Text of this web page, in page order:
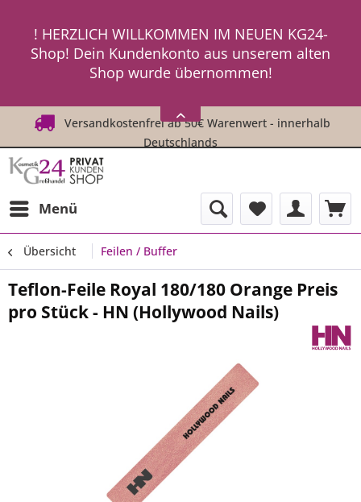
! HERZLICH WILLKOMMEN IM NEUEN KG24-
Shop! Dein Kundenkonto aus unserem alten
Shop wurde übernommen!
ein neues Passwort an ! ! !
Versandkostenfrei ab 50€ Warenwert - innerhalb
Deutschlands
Menü
Übersicht Feilen / Buffer
Teflon-Feile Royal 180/180 Orange Preis
pro Stück - HN (Hollywood Nails)